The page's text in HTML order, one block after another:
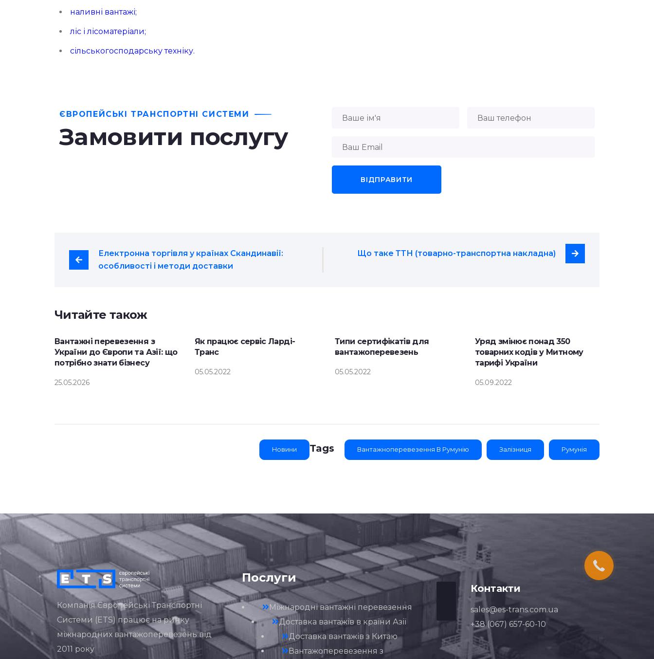
наливні вантажі;
ліс і лісоматеріали;
сільськогосподарську техніку.
ЄВРОПЕЙСЬКІ ТРАНСПОРТНІ СИСТЕМИ
Замовити послугу
Електронна торгівля у країнах Скандинавії:
особливості і методи доставки
Що таке ТТН (товарно-транспортна накладна)
Читайте також
Вантажні перевезення з
України до Європи та Азії: що
потрібно знати бізнесу
25.05.2026
Як працює сервіс Ларді-
Транс
05.05.2022
Типи сертифікатів для
вантажоперевезень
05.05.2022
Уряд змінює понад 350
товарних кодів у Митному
тарифі України
05.09.2022
Новини Tags Вантажноперевезення В Румунію Залізниця Румунія
Компанія Європейські Транспортні
Системи (ETS) працює на ринку
міжнародних вантажоперевезень від
2011 року
Послуги
Міжнародні вантажні перевезення
Доставка вантажів в країни Азії
Доставка вантажів з Китаю
Вантажоперевезення з
Контакти
sales@es-trans.com.ua
+38 (067) 657-60-10